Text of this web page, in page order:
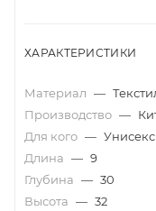
ХАРАКТЕРИСТИКИ
Материал —
Производство —
Для кого — Унисекс
Длина — 9
Глубина — 30
Высота — 32